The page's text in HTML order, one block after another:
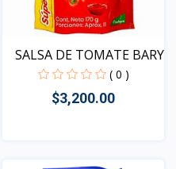
SALSA DE TOMATE BARY
( 0 )
$3,200.00